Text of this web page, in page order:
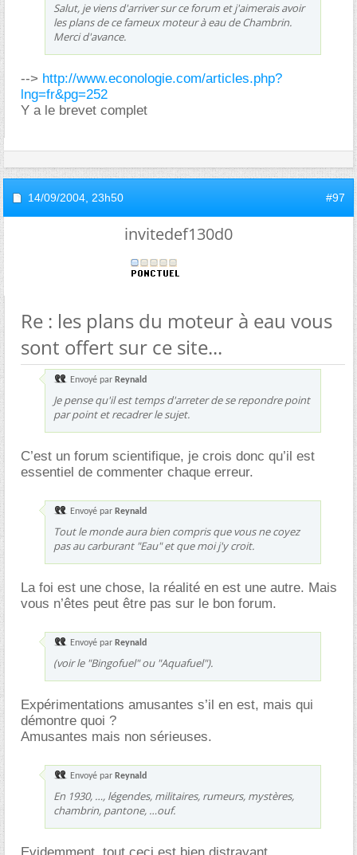
Salut, je viens d'arriver sur ce forum et j'aimerais avoir
les plans de ce fameux moteur à eau de Chambrin.
Merci d'avance.
--> http://www.econologie.com/articles.php?
lng=fr&pg=252
Y a le brevet complet
14/09/2004, 23h50 #97
invitedef130d0
Re : les plans du moteur à eau vous
sont offert sur ce site...
Envoyé par Reynald
Je pense qu'il est temps d'arreter de se repondre point
par point et recadrer le sujet.
C’est un forum scientifique, je crois donc qu’il est
essentiel de commenter chaque erreur.
Envoyé par Reynald
Tout le monde aura bien compris que vous ne coyez
pas au carburant "Eau" et que moi j'y croit.
La foi est une chose, la réalité en est une autre. Mais
vous n’êtes peut être pas sur le bon forum.
Envoyé par Reynald
(voir le "Bingofuel" ou "Aquafuel").
Expérimentations amusantes s’il en est, mais qui
démontre quoi ?
Amusantes mais non sérieuses.
Envoyé par Reynald
En 1930, …, légendes, militaires, rumeurs, mystères,
chambrin, pantone, …ouf.